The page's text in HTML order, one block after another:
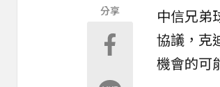
分享 中信兄弟
協議，克
機會的可